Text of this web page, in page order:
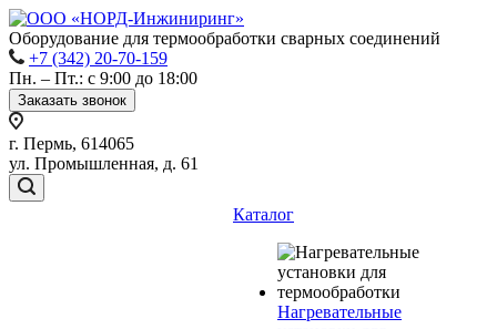
Оборудование для термообработки сварных соединений
+7 (342) 20-70-159
Пн. – Пт.: с 9:00 до 18:00
Заказать звонок
г. Пермь, 614065
ул. Промышленная, д. 61
Каталог
Нагревательные